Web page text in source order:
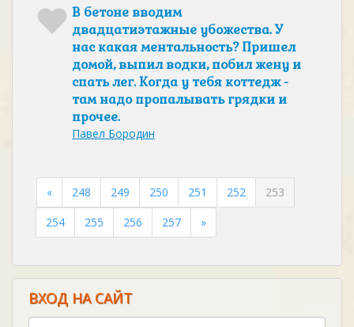
В бетоне вводим
двадцатиэтажные убожества. У
нас какая ментальность? Пришел
домой, выпил водки, побил жену и
спать лег. Когда у тебя коттедж -
там надо пропалывать грядки и
прочее.
Павел Бородин
« 248 249 250 251 252
253
254
255 256 257 »
ВХОД НА САЙТ